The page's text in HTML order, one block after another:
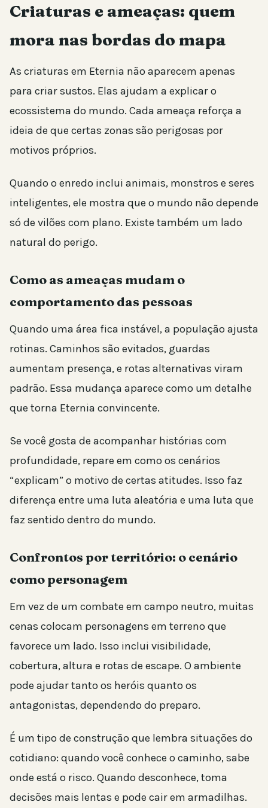
Criaturas e ameaças: quem
mora nas bordas do mapa
As criaturas em Eternia não aparecem apenas
para criar sustos. Elas ajudam a explicar o
ecossistema do mundo. Cada ameaça reforça a
ideia de que certas zonas são perigosas por
motivos próprios.
Quando o enredo inclui animais, monstros e seres
inteligentes, ele mostra que o mundo não depende
só de vilões com plano. Existe também um lado
natural do perigo.
Como as ameaças mudam o
comportamento das pessoas
Quando uma área fica instável, a população ajusta
rotinas. Caminhos são evitados, guardas
aumentam presença, e rotas alternativas viram
padrão. Essa mudança aparece como um detalhe
que torna Eternia convincente.
Se você gosta de acompanhar histórias com
profundidade, repare em como os cenários
“explicam” o motivo de certas atitudes. Isso faz
diferença entre uma luta aleatória e uma luta que
faz sentido dentro do mundo.
Confrontos por território: o cenário
como personagem
Em vez de um combate em campo neutro, muitas
cenas colocam personagens em terreno que
favorece um lado. Isso inclui visibilidade,
cobertura, altura e rotas de escape. O ambiente
pode ajudar tanto os heróis quanto os
antagonistas, dependendo do preparo.
É um tipo de construção que lembra situações do
cotidiano: quando você conhece o caminho, sabe
onde está o risco. Quando desconhece, toma
decisões mais lentas e pode cair em armadilhas.